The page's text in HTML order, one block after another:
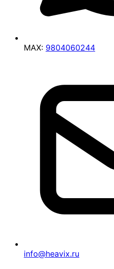
MAX: 9804060244
info@heavix.ru